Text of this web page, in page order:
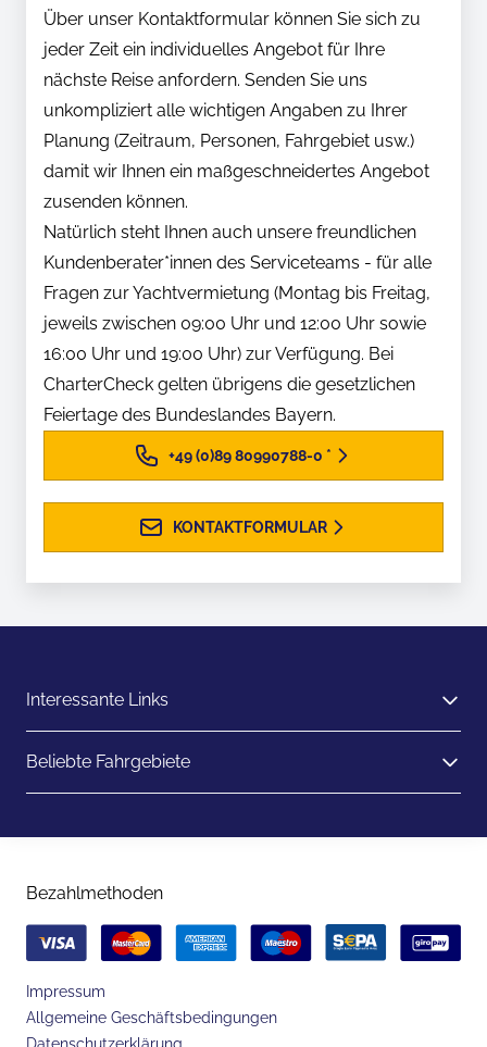
Über unser Kontaktformular können Sie sich zu
jeder Zeit ein individuelles Angebot für Ihre
nächste Reise anfordern. Senden Sie uns
unkompliziert alle wichtigen Angaben zu Ihrer
Planung (Zeitraum, Personen, Fahrgebiet usw.)
damit wir Ihnen ein maßgeschneidertes Angebot
zusenden können.
Natürlich steht Ihnen auch unsere freundlichen
Kundenberater*innen des Serviceteams - für alle
Fragen zur Yachtvermietung (Montag bis Freitag,
jeweils zwischen 09:00 Uhr und 12:00 Uhr sowie
16:00 Uhr und 19:00 Uhr) zur Verfügung. Bei
CharterCheck gelten übrigens die gesetzlichen
Feiertage des Bundeslandes Bayern.
+49 (0)89 80990788-0 *
KONTAKTFORMULAR
Interessante Links
Beliebte Fahrgebiete
Bezahlmethoden
Impressum
Allgemeine Geschäftsbedingungen
Datenschutzerklärung